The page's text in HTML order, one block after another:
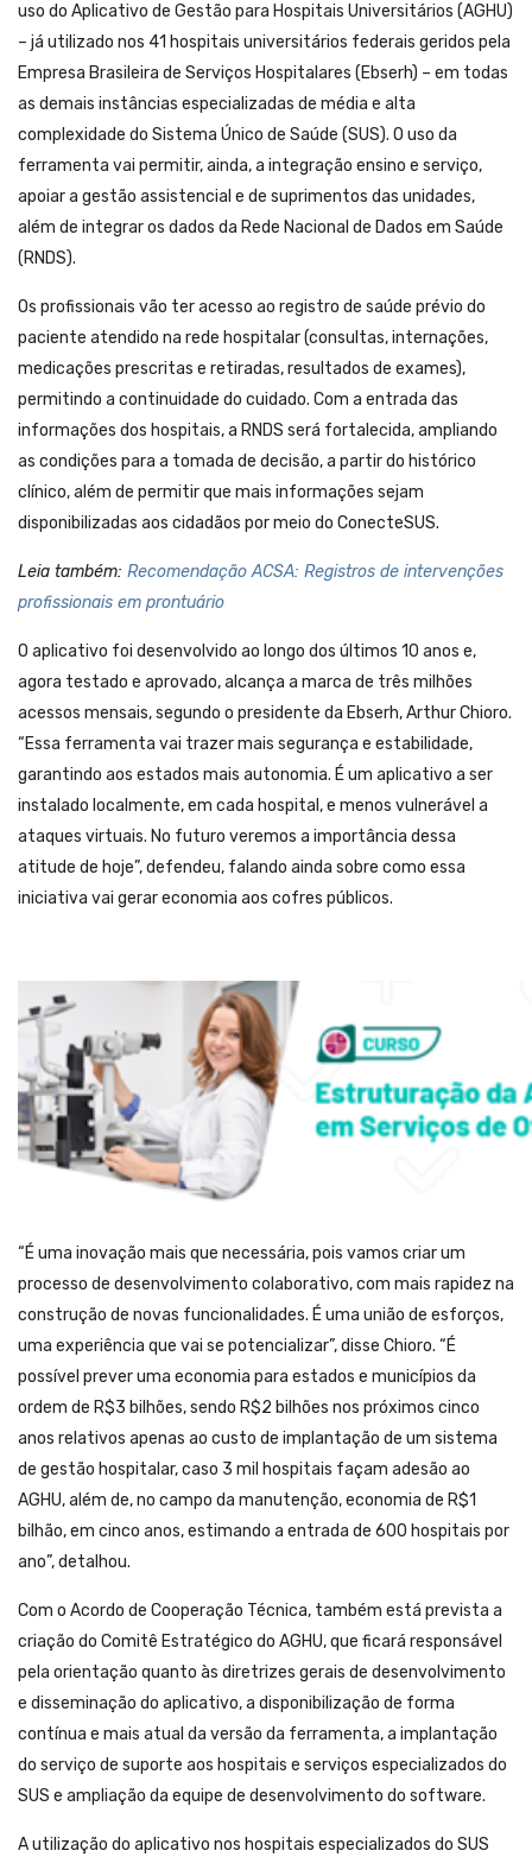
uso do Aplicativo de Gestão para Hospitais Universitários (AGHU)
– já utilizado nos 41 hospitais universitários federais geridos pela
Empresa Brasileira de Serviços Hospitalares (Ebserh) – em todas
as demais instâncias especializadas de média e alta
complexidade do Sistema Único de Saúde (SUS). O uso da
ferramenta vai permitir, ainda, a integração ensino e serviço,
apoiar a gestão assistencial e de suprimentos das unidades,
além de integrar os dados da Rede Nacional de Dados em Saúde
(RNDS).
Os profissionais vão ter acesso ao registro de saúde prévio do
paciente atendido na rede hospitalar (consultas, internações,
medicações prescritas e retiradas, resultados de exames),
permitindo a continuidade do cuidado. Com a entrada das
informações dos hospitais, a RNDS será fortalecida, ampliando
as condições para a tomada de decisão, a partir do histórico
clínico, além de permitir que mais informações sejam
disponibilizadas aos cidadãos por meio do ConecteSUS.
Leia também: Recomendação ACSA: Registros de intervenções
profissionais em prontuário
O aplicativo foi desenvolvido ao longo dos últimos 10 anos e,
agora testado e aprovado, alcança a marca de três milhões
acessos mensais, segundo o presidente da Ebserh, Arthur Chioro.
“Essa ferramenta vai trazer mais segurança e estabilidade,
garantindo aos estados mais autonomia. É um aplicativo a ser
instalado localmente, em cada hospital, e menos vulnerável a
ataques virtuais. No futuro veremos a importância dessa
atitude de hoje”, defendeu, falando ainda sobre como essa
iniciativa vai gerar economia aos cofres públicos.
“É uma inovação mais que necessária, pois vamos criar um
processo de desenvolvimento colaborativo, com mais rapidez na
construção de novas funcionalidades. É uma união de esforços,
uma experiência que vai se potencializar”, disse Chioro. “É
possível prever uma economia para estados e municípios da
ordem de R$3 bilhões, sendo R$2 bilhões nos próximos cinco
anos relativos apenas ao custo de implantação de um sistema
de gestão hospitalar, caso 3 mil hospitais façam adesão ao
AGHU, além de, no campo da manutenção, economia de R$1
bilhão, em cinco anos, estimando a entrada de 600 hospitais por
ano”, detalhou.
Com o Acordo de Cooperação Técnica, também está prevista a
criação do Comitê Estratégico do AGHU, que ficará responsável
pela orientação quanto às diretrizes gerais de desenvolvimento
e disseminação do aplicativo, a disponibilização de forma
contínua e mais atual da versão da ferramenta, a implantação
do serviço de suporte aos hospitais e serviços especializados do
SUS e ampliação da equipe de desenvolvimento do software.
A utilização do aplicativo nos hospitais especializados do SUS